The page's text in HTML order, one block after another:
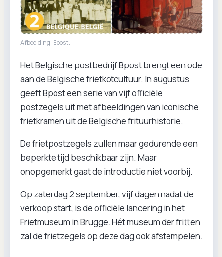
Afbeelding: Bpost.
Het Belgische postbedrijf Bpost brengt een ode
aan de Belgische frietkotcultuur. In augustus
geeft Bpost een serie van vijf officiële
postzegels uit met afbeeldingen van iconische
frietkramen uit de Belgische frituurhistorie.
De frietpostzegels zullen maar gedurende een
beperkte tijd beschikbaar zijn. Maar
onopgemerkt gaat de introductie niet voorbij.
Op zaterdag 2 september, vijf dagen nadat de
verkoop start, is de officiële lancering in het
Frietmuseum in Brugge. Hét museum der fritten
zal de frietzegels op deze dag ook afstempelen.